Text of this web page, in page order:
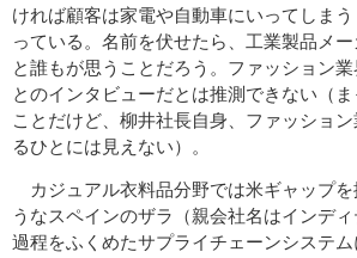
ければ顧客は家電や自動車にいってしま
っている。名前を伏せたら、工業製品メ
と誰もが思うことだろう。ファッション
とのインタビューだとは推測できない（
ことだけど、柳井社長自身、ファッショ
るひとには見えない）。
カジュアル衣料品分野では米ギャップを
うなスペインのザラ（親会社名はインデ
過程をふくめたサプライチェーンシステ